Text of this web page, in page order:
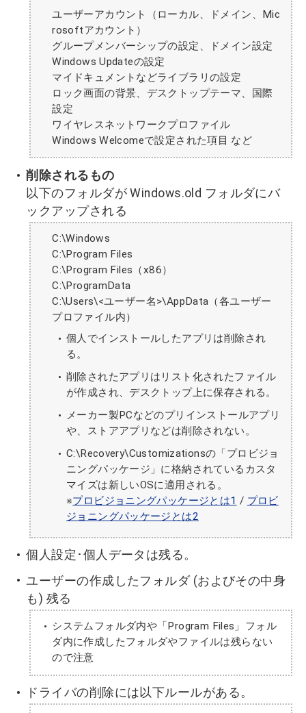
ユーザーアカウント（ローカル、ドメイン、Mic
rosoftアカウント）
グループメンバーシップの設定、ドメイン設定
Windows Updateの設定
マイドキュメントなどライブラリの設定
ロック画面の背景、デスクトップテーマ、国際
設定
ワイヤレスネットワークプロファイル
Windows Welcomeで設定された項目 など
削除されるもの
以下のフォルダが Windows.old フォルダにバ
ックアップされる
C:\Windows
C:\Program Files
C:\Program Files（x86）
C:\ProgramData
C:\Users\<ユーザー名>\AppData（各ユーザー
プロファイル内）
個人でインストールしたアプリは削除され
る。
削除されたアプリはリスト化されたファイル
が作成され、デスクトップ上に保存される。
メーカー製PCなどのプリインストールアプリ
や、ストアアプリなどは削除されない。
C:\Recovery\Customizationsの「プロビジョ
ニングパッケージ」に格納されているカスタ
マイズは新しいOSに適用される。
※プロビジョニングパッケージとは1 / プロビ
ジョニングパッケージとは2
個人設定･個人データは残る。
ユーザーの作成したフォルダ (およびその中身
も) 残る
システムフォルダ内や「Program Files」フォル
ダ内に作成したフォルダやファイルは残らない
ので注意
ドライバの削除には以下ルールがある。